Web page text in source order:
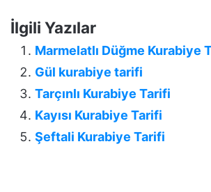
İlgili Yazılar
Marmelatlı Düğme Kurabiye
Gül kurabiye tarifi
Tarçınlı Kurabiye Tarifi
Kayısı Kurabiye Tarifi
Şeftali Kurabiye Tarifi